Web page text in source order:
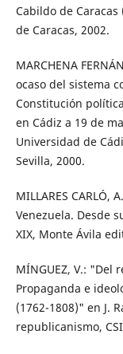
Cabildo de
de Caracas, 2002.
MARCHENA
ocaso del sistema
Constitución
en Cádiz a 19 de
Universidad de
Sevilla, 2000.
MILLARES
Venezuela. Desde
XIX, Monte Ávila
MÍNGUEZ, V.: "Del
Propaganda e
(1762-1808)" en J.
republicanismo,